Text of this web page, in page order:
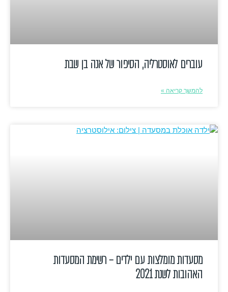
עוברים לאוסטרליה, הסיפור של אנה בן שבת
להמשך קריאה »
מסעדות מומלצות עם ילדים – רשימת המסעדות
האהובות לשנת 2021